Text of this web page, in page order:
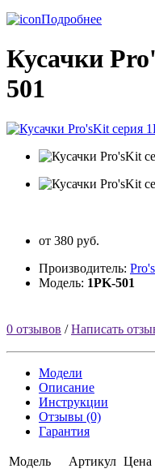
Подробнее
Кусачки
501
от 380 руб.
Производитель:
Модель: 1PK-501
0 отзывов /Написать
Модели
Описание
Инструкции
Отзывы (0)
Гарантия
Модель Артикул Цена